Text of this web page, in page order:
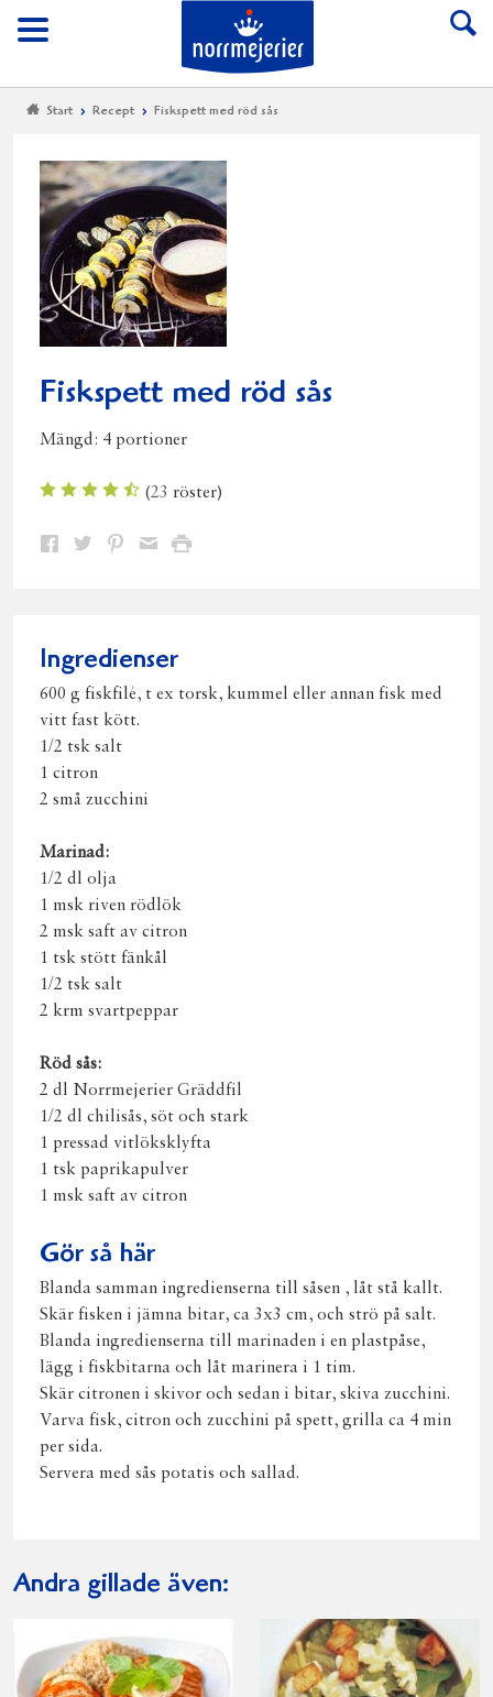
Meny
Till Norrmejerier
Start Recept Fiskspett med röd sås
Fiskspett med röd sås
Mängd: 4 portioner
(23 röster)
Dela Dela Dela DelaSkriv
Ingredienser
600 g fiskfilé, t ex torsk, kummel eller annan fisk med
vitt fast kött.
1/2 tsk salt
1 citron
2 små zucchini
Marinad:
1/2 dl olja
1 msk riven rödlök
2 msk saft av citron
1 tsk stött fänkål
1/2 tsk salt
2 krm svartpeppar
Röd sås:
2 dl Norrmejerier Gräddfil
1/2 dl chilisås, söt och stark
1 pressad vitlöksklyfta
1 tsk paprikapulver
1 msk saft av citron
Gör så här
Blanda samman ingredienserna till såsen , låt stå kallt.
Skär fisken i jämna bitar, ca 3x3 cm, och strö på salt.
Blanda ingredienserna till marinaden i en plastpåse,
lägg i fiskbitarna och låt marinera i 1 tim.
Skär citronen i skivor och sedan i bitar, skiva zucchini.
Varva fisk, citron och zucchini på spett, grilla ca 4 min
per sida.
Servera med sås potatis och sallad.
Andra gillade även: